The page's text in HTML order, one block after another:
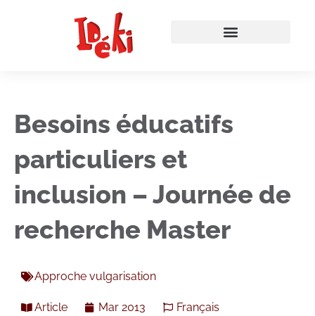
Besoins éducatifs
particuliers et
inclusion – Journée de
recherche Master
Approche vulgarisation
Article Mar 2013 Français